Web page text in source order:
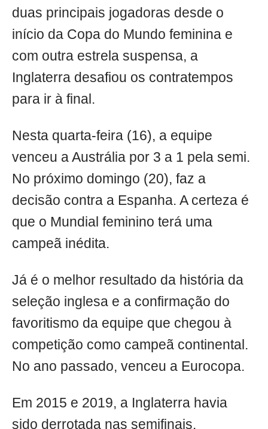
duas principais jogadoras desde o
início da Copa do Mundo feminina e
com outra estrela suspensa, a
Inglaterra desafiou os contratempos
para ir à final.
Nesta quarta-feira (16), a equipe
venceu a Austrália por 3 a 1 pela semi.
No próximo domingo (20), faz a
decisão contra a Espanha. A certeza é
que o Mundial feminino terá uma
campeã inédita.
Já é o melhor resultado da história da
seleção inglesa e a confirmação do
favoritismo da equipe que chegou à
competição como campeã continental.
No ano passado, venceu a Eurocopa.
Em 2015 e 2019, a Inglaterra havia
sido derrotada nas semifinais.